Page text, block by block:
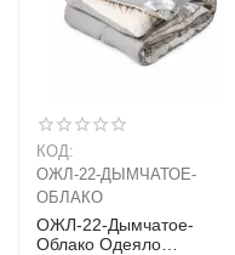
КОД:
ОЖЛ-22-ДЫМЧАТОЕ-
ОБЛАКО
ОЖЛ-22-Дымчатое-
Облако Одеяло